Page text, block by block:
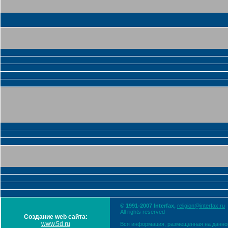
Создание web сайта:
www.5d.ru
© 1991-2007 Interfax, religion@interfax.ru
All rights reserved
Вся информация, размещенная на